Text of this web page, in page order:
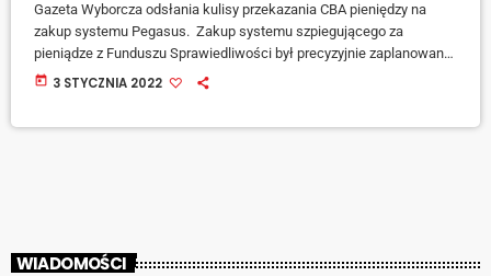
Gazeta Wyborcza odsłania kulisy przekazania CBA pieniędzy na
zakup systemu Pegasus. Zakup systemu szpiegującego za
pieniądze z Funduszu Sprawiedliwości był precyzyjnie zaplanowaną
operacją resortu sprawiedliwości i CBA - ujawnia gazeta. Na żadnym
today 3 STYCZNIA 2022
WIADOMOŚCI